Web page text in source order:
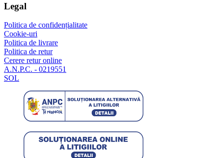
Legal
Politica de confidențialitate
Cookie-uri
Politica de livrare
Politica de retur
Cerere retur online
A.N.P.C. - 0219551
SOL